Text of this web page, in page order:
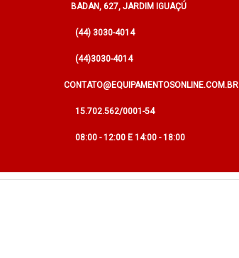
BADAN, 627, JARDIM IGUAÇÚ
(44) 3030-4014
(44)3030-4014
CONTATO@EQUIPAMENTOSONLINE.COM.BR
15.702.562/0001-54
08:00 - 12:00 E 14:00 - 18:00